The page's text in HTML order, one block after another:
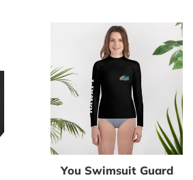
You Swimsuit Guard